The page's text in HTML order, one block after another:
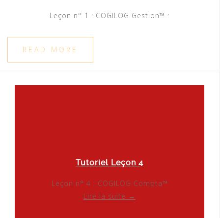
Leçon n° 1 : COGILOG Gestion™ :
READ MORE
Tutoriel Leçon 4
Leçon n° 4 : COGILOG Compta™
Lire la suite →